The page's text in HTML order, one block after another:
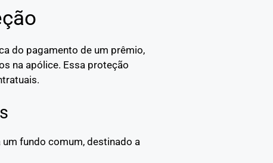
do pagamento de um prêmio,
na apólice. Essa proteção
fundo comum, destinado a